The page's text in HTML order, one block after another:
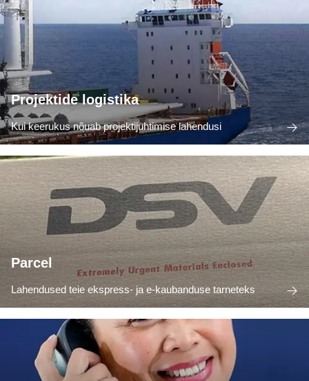
Projektide logistika
Kui keerukus nõuab projektijuhtimise lahendusi
Parcel
Lahendused teie ekspress- ja e-kaubanduse tarneteks